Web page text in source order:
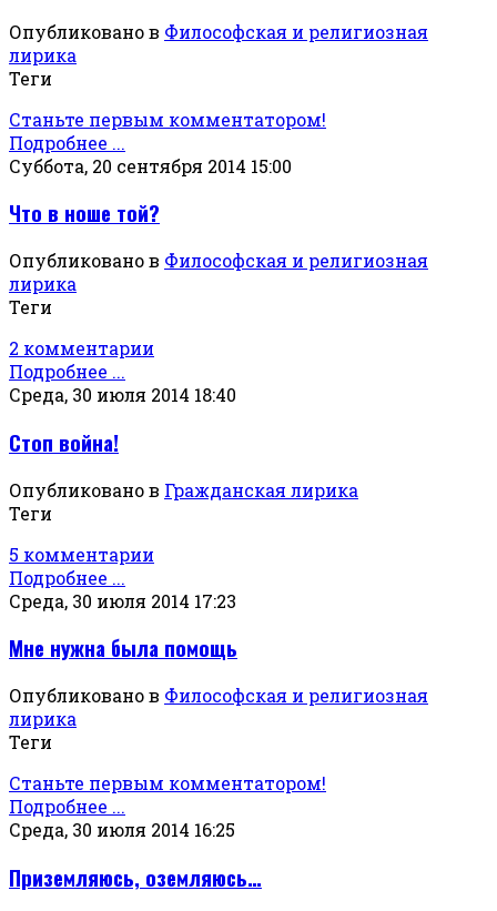
Опубликовано в Философская и религиозная
лирика
Теги
Станьте первым комментатором!
Подробнее ...
Суббота, 20 сентября 2014 15:00
Что в ноше той?
Опубликовано в Философская и религиозная
лирика
Теги
2 комментарии
Подробнее ...
Среда, 30 июля 2014 18:40
Стоп война!
Опубликовано в Гражданская лирика
Теги
5 комментарии
Подробнее ...
Среда, 30 июля 2014 17:23
Мне нужна была помощь
Опубликовано в Философская и религиозная
лирика
Теги
Станьте первым комментатором!
Подробнее ...
Среда, 30 июля 2014 16:25
Приземляюсь, оземляюсь…